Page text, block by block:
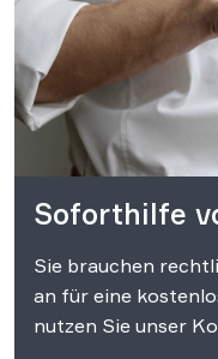
Soforthilfe
Sie brauchen
an für eine
nutzen Sie unser